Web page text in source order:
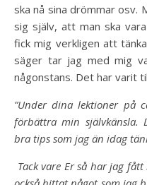
ska nå sina drömmar osv.
sig själv, att man ska
fick mig verkligen att
säger tar jag med mig
någonstans. Det har varit
”Under dina lektioner på
förbättra min
bra tips som jag än idag
Tack vare Er så har jag